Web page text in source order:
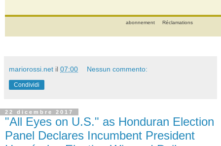
abonnement Réclamations
mariorossi.net il 07:00 Nessun commento:
Condividi
22 dicembre 2017
"All Eyes on U.S." as Honduran Election
Panel Declares Incumbent President